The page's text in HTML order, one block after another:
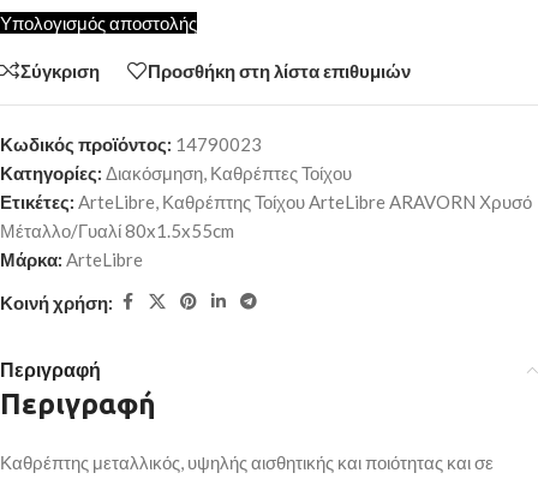
Υπολογισμός αποστολής
Σύγκριση Προσθήκη στη λίστα επιθυμιών
Κωδικός προϊόντος: 14790023
Κατηγορίες: Διακόσμηση, Καθρέπτες Τοίχου
Ετικέτες: ArteLibre, Καθρέπτης Τοίχου ArteLibre ARAVORN Χρυσό
Μέταλλο/Γυαλί 80x1.5x55cm
Μάρκα: ArteLibre
Κοινή χρήση:
Περιγραφή
Περιγραφή
Καθρέπτης μεταλλικός, υψηλής αισθητικής και ποιότητας και σε